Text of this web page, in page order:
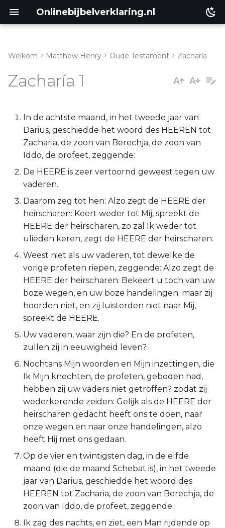
Onlinebijbelverklaring.nl
Zacharia 1:7-17
Zacharia 1:18-21
Lukas
Johannes
Handelingen
1 Korinthe
2 Korinthe
Galaten
Éfeze
Filipenzen
Kolossenzen
1 Thessalonicenzen
2 Thessalonicenzen
1 Timótheüs
2 Timótheüs
Filémon
Hebreeën
Welkom Matthew Henry Oude Testament Zacharía
Zacharía 1
In de achtste maand, in het tweede jaar van
Darius, geschiedde het woord des HEEREN tot
Zacharia, de zoon van Berechja, de zoon van
Iddo, de profeet, zeggende:
De HEERE is zeer vertoornd geweest tegen uw
vaderen.
Daarom zeg tot hen: Alzo zegt de HEERE der
heirscharen: Keert weder tot Mij, spreekt de
HEERE der heirscharen, zo zal Ik weder tot
ulieden keren, zegt de HEERE der heirscharen.
Weest niet als uw vaderen, tot dewelke de
vorige profeten riepen, zeggende: Alzo zegt de
HEERE der heirscharen: Bekeert u toch van uw
boze wegen, en uw boze handelingen; maar zij
hoorden niet, en zij luisterden niet naar Mij,
spreekt de HEERE.
Uw vaderen, waar zijn die? En de profeten,
zullen zij in eeuwigheid leven?
Nochtans Mijn woorden en Mijn inzettingen, die
Ik Mijn knechten, de profeten, geboden had,
hebben zij uw vaders niet getroffen? zodat zij
wederkerende zeiden: Gelijk als de HEERE der
heirscharen gedacht heeft ons te doen, naar
onze wegen en naar onze handelingen, alzo
heeft Hij met ons gedaan.
Op de vier en twintigsten dag, in de elfde
maand (die de maand Schebat is), in het tweede
jaar van Darius, geschiedde het woord des
HEEREN tot Zacharia, de zoon van Berechja, de
zoon van Iddo, de profeet, zeggende:
Ik zag des nachts, en ziet, een Man rijdende op